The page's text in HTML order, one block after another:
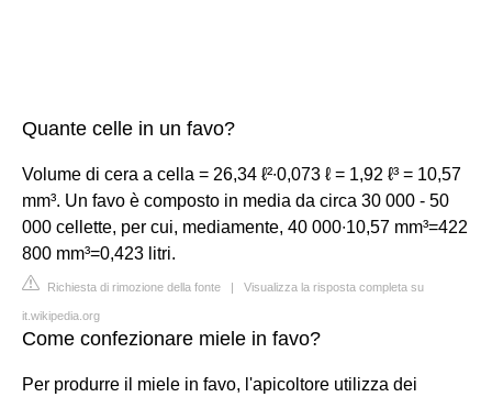
Quante celle in un favo?
Volume di cera a cella = 26,34 ℓ²∙0,073 ℓ = 1,92 ℓ³ = 10,57
mm³. Un favo è composto in media da circa 30 000 - 50
000 cellette, per cui, mediamente, 40 000∙10,57 mm³=422
800 mm³=0,423 litri.
Richiesta di rimozione della fonte | Visualizza la risposta completa su
it.wikipedia.org
Come confezionare miele in favo?
Per produrre il miele in favo, l'apicoltore utilizza dei